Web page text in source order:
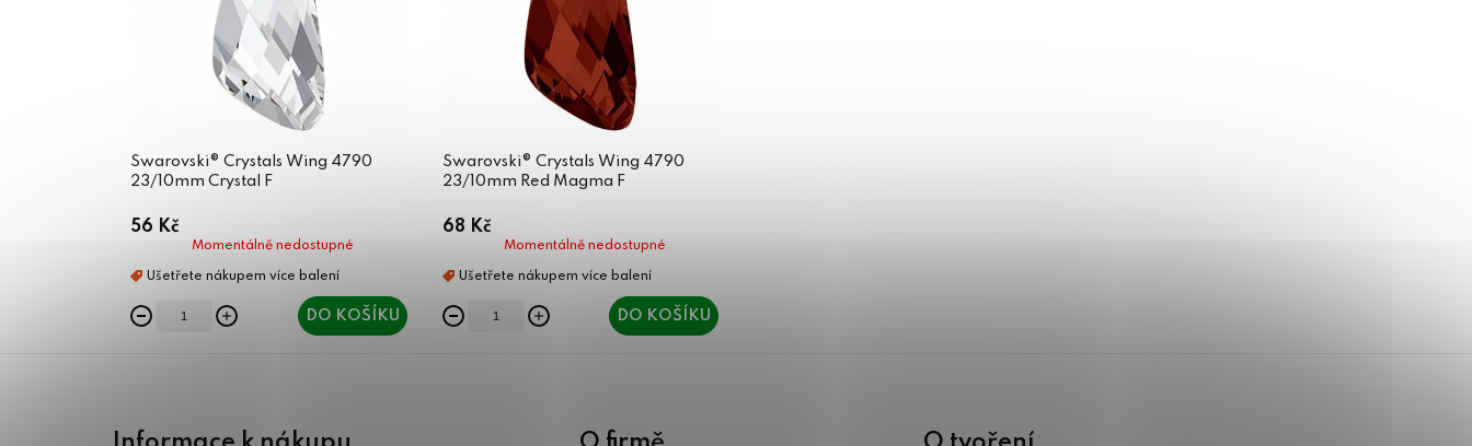
Swarovski® Crystals Wing 4790
23/10mm Crystal F
56 Kč
Momentálně nedostupné
DO KOŠÍKU
Swarovski® Crystals Wing 4790
23/10mm Red Magma F
68 Kč
Momentálně nedostupné
DO KOŠÍKU